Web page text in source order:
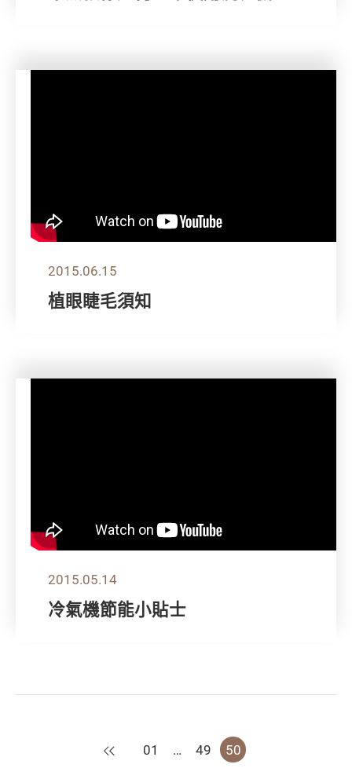
2015.06.15
植眼睫毛須知
2015.05.14
冷氣機節能小貼士
上一頁
01 … 49 50